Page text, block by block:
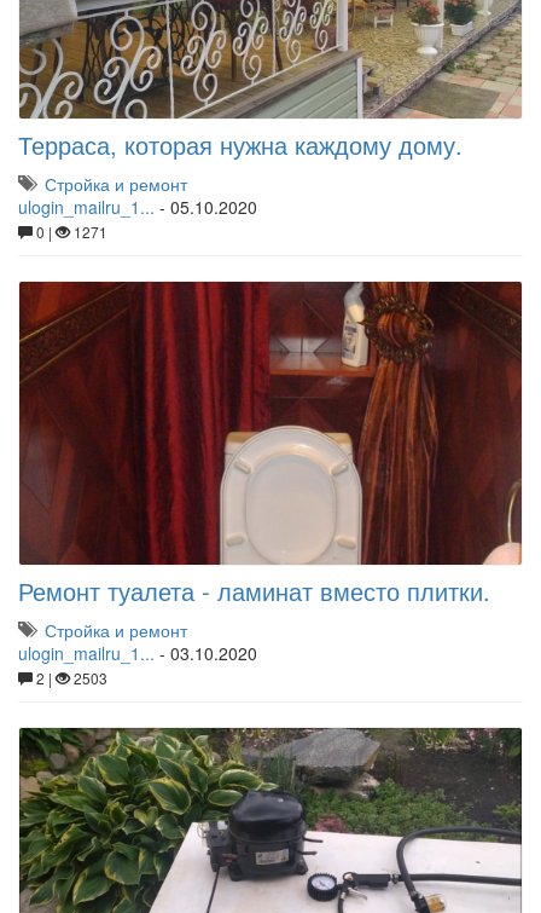
Терраса, которая нужна каждому дому.
Стройка и ремонт
ulogin_mailru_1... - 05.10.2020
0 | 1271
Ремонт туалета - ламинат вместо плитки.
Стройка и ремонт
ulogin_mailru_1... - 03.10.2020
2 | 2503